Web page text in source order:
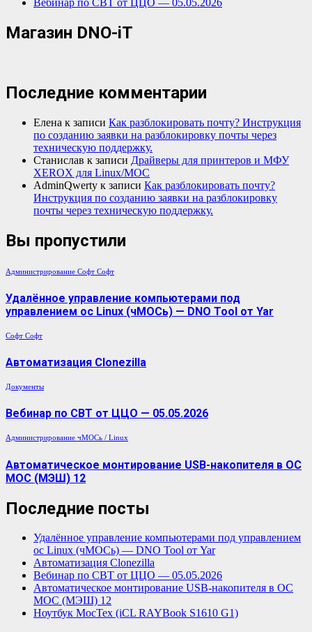
Вебинар по СВТ от ЦЦО — 05.05.2026
Магазин DNO-iT
Последние комментарии
Елена к записи Как разблокировать почту? Инструкция
по созданию заявки на разблокировку почты через
техническую поддержку.
Станислав к записи Драйверы для принтеров и МФУ
XEROX для Linux/МОС
AdminQwerty к записи Как разблокировать почту?
Инструкция по созданию заявки на разблокировку
почты через техническую поддержку.
Вы пропустили
Администрирование Софт Софт
Удалённое управление компьютерами под
управлением ос Linux (чМОСь) — DNO Tool от Yar
Софт Софт
Автоматизация Clonezilla
Документы
Вебинар по СВТ от ЦЦО — 05.05.2026
Администрирование чМОСь / Linux
Автоматическое монтирование USB-накопителя в ОС
МОС (МЭШ) 12
Последние посты
Удалённое управление компьютерами под управлением
ос Linux (чМОСь) — DNO Tool от Yar
Автоматизация Clonezilla
Вебинар по СВТ от ЦЦО — 05.05.2026
Автоматическое монтирование USB-накопителя в ОС
МОС (МЭШ) 12
Ноутбук МосТех (iCL RAYBook S1610 G1)